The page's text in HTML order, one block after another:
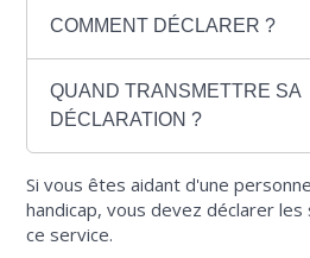
COMMENT DÉCLARER ?
QUAND TRANSMETTRE SA
DÉCLARATION ?
Si vous êtes aidant d'une
handicap, vous devez déclarer
ce service.